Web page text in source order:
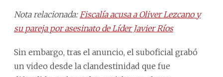
Nota relacionada: Fiscalía acusa a Oliver Lezcano y
su pareja por asesinato de Líder Javier Ríos
Sin embargo, tras el anuncio, el suboficial grabó
un video desde la clandestinidad que fue